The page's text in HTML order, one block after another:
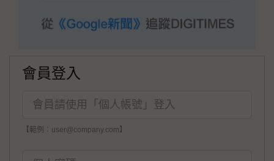
會員登入
【範例：user@company.com】